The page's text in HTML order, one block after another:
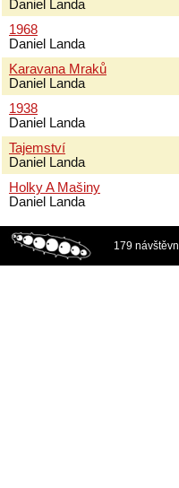
Daniel Landa
1968
Daniel Landa
Karavana Mraků
Daniel Landa
1938
Daniel Landa
Tajemství
Daniel Landa
Holky A Mašiny
Daniel Landa
179